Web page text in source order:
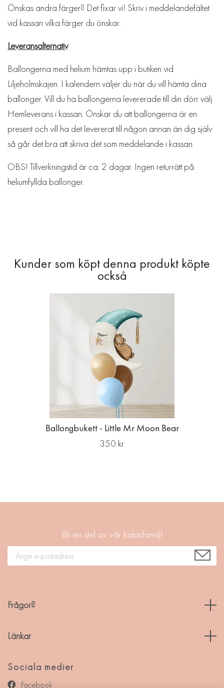
Önskas andra färger? Det fixar vi! Skriv i meddelandefältet
vid kassan vilka färger du önskar.
Leveransalternativ
Ballongerna med helium hämtas upp i butiken vid
Liljeholmskajen. I kalendern väljer du när du vill hämta dina
ballonger. Vill du ha ballongerna levererade till din dörr välj
Hemleverans i kassan. Önskar du att ballongerna är en
present och vill ha det levererat till någon annan än dig själv
så går det bra att skriva det som meddelande i kassan.
OBS! Tillverkningstid är ca. 2 dagar. Ingen returrätt på
heliumfyllda ballonger.
Ballongbukett - Little Mr Moon Bear
350 kr
Bli en del av vår kalasfamilj!
Frågor?
Länkar
Sociala medier
Facebook